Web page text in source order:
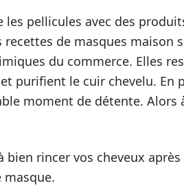
pellicules avec des
recettes de masques maison
du commerce. Elles
purifient le cuir chevelu. En
moment de détente. Alors
bien rincer vos cheveux